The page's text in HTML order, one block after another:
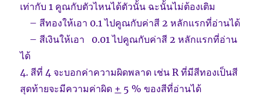
เท่ากับ 1 คูณกับตัวไหนได้ตัวนั้น ฉะนั้นไม่ต้องเติม
– สีทองให้เอา 0.1 ไปคูณกับค่าสี 2 หลักแรกที่อ่านได้
– สีเงินให้เอา 0.01 ไปคูณกับค่าสี 2 หลักแรกที่อ่าน
ได้
4. สีที่ 4 จะบอกค่าความผิดพลาด เช่น R ที่มีสีทองเป็นสี
สุดท้ายจะมีความค่าผิด + 5 % ของสีที่อ่านได้